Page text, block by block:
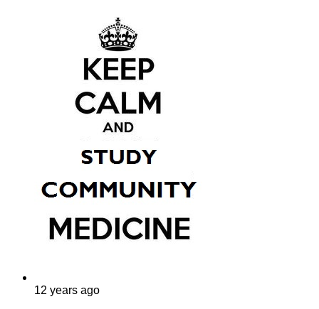
12 years ago